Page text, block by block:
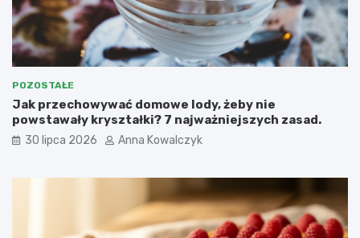
POZOSTAŁE
Jak przechowywać domowe lody, żeby nie
powstawały kryształki? 7 najważniejszych zasad.
30 lipca 2026 Anna Kowalczyk